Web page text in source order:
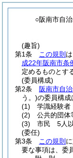
○阪南市自
(趣旨)
第1条
この規則 は
成22年阪南市条
定めるものとす
(委員構成)
第2条
阪南市自
う。)の委員構成
(1)
学識経験
(2)
公共的団
(3)
市民 5人
(委任)
第3条
この規則
要な事項は、委